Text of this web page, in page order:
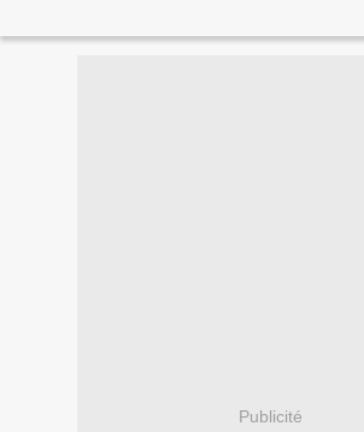
Publicité